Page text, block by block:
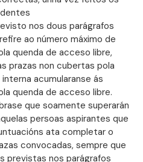
nos dous parágrafos
ao número máximo de
quenda de acceso libre,
prazas non cubertas pola
acumularanse ás
quenda de acceso libre.
que soamente superarán
persoas aspirantes que
ata completar o
convocadas, sempre que
previstas nos parágrafos